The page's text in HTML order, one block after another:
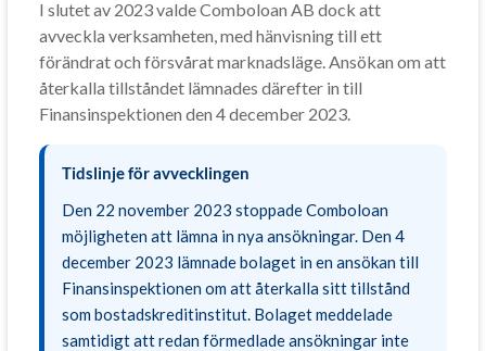
I slutet av 2023 valde Comboloan AB dock att
avveckla verksamheten, med hänvisning till ett
förändrat och försvårat marknadsläge. Ansökan om att
återkalla tillståndet lämnades därefter in till
Finansinspektionen den 4 december 2023.
Tidslinje för avvecklingen
Den 22 november 2023 stoppade Comboloan
möjligheten att lämna in nya ansökningar. Den 4
december 2023 lämnade bolaget in en ansökan till
Finansinspektionen om att återkalla sitt tillstånd
som bostadskreditinstitut. Bolaget meddelade
samtidigt att redan förmedlade ansökningar inte